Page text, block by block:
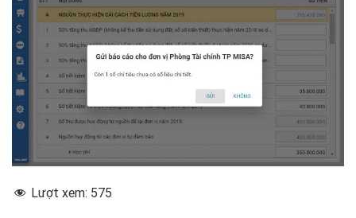
Lượt xem: 575